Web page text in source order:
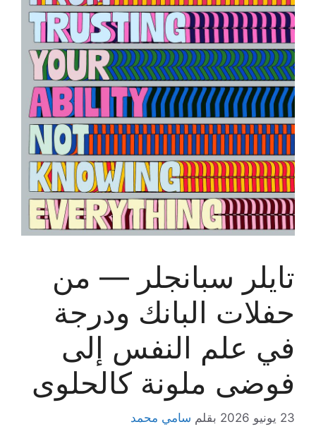
تايلر سبانجلر — من
حفلات البانك ودرجة
في علم النفس إلى
فوضى ملونة كالحلوى
23 يونيو 2026 بقلم سامي محمد